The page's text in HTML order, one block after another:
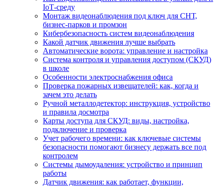
IoT‑среду
Монтаж видеонаблюдения под ключ для СНТ,
бизнес‑парков и промзон
Кибербезопасность систем видеонаблюдения
Какой датчик движения лучше выбрать
Автоматические ворота: управление и настройка
Система контроля и управления доступом (СКУД)
в школе
Особенности электроснабжения офиса
Проверка пожарных извещателей: как, когда и
зачем это делать
Ручной металлодетектор: инструкция, устройство
и правила досмотра
Карты доступа для СКУД: виды, настройка,
подключение и проверка
Учет рабочего времени: как ключевые системы
безопасности помогают бизнесу держать все под
контролем
Системы дымоудаления: устройство и принцип
работы
Датчик движения: как работает, функции,